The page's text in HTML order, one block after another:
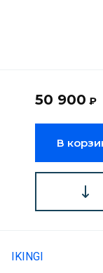
50 900 ₽
В
IKINGI